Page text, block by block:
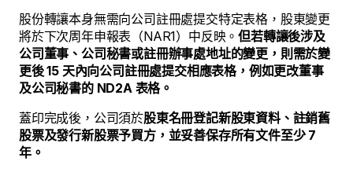
股份轉讓本身無需向公司註冊處提交特定表格，股東變更
將於下次周年申報表（NAR1）中反映。但若轉讓後涉及
公司董事、公司秘書或註冊辦事處地址的變更，則需於變
更後 15 天內向公司註冊處提交相應表格，例如更改董事
及公司秘書的 ND2A 表格。
蓋印完成後，公司須於股東名冊登記新股東資料、註銷舊
股票及發行新股票予買方，並妥善保存所有文件至少 7
年。